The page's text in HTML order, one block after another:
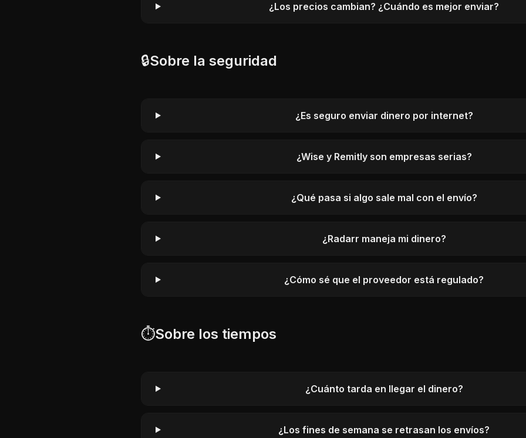
¿Los precios cambian? ¿Cuándo es mejor enviar?
🔒Sobre la seguridad
¿Es seguro enviar dinero por internet?
¿Wise y Remitly son empresas serias?
¿Qué pasa si algo sale mal con el envío?
¿Radarr maneja mi dinero?
¿Cómo sé que el proveedor está regulado?
⏱️Sobre los tiempos
¿Cuánto tarda en llegar el dinero?
¿Los fines de semana se retrasan los envíos?